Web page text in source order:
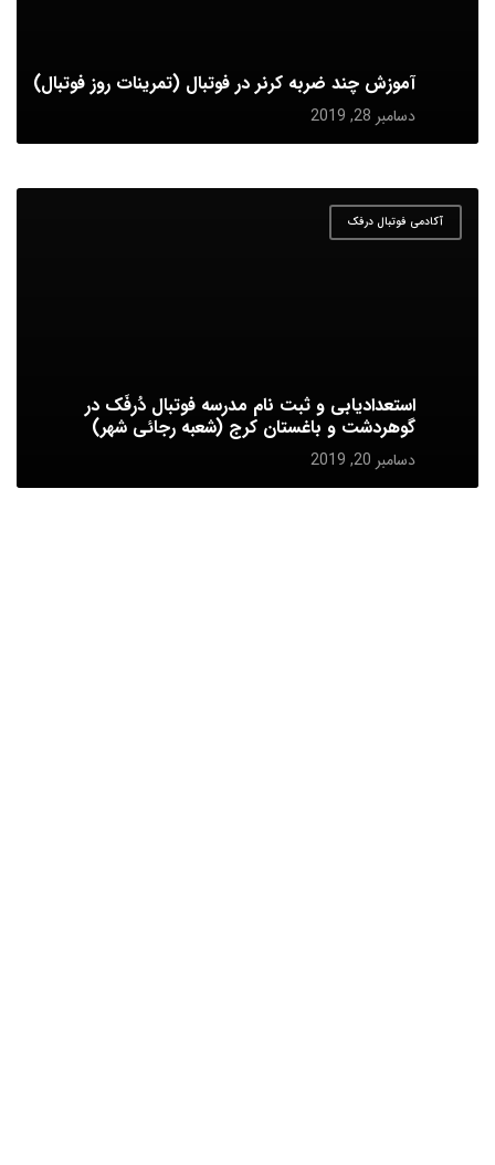
آموزش چند ضربه کرنر در فوتبال (تمرینات روز فوتبال)
دسامبر 28, 2019
آکادمی فوتبال درفک
استعدادیابی و ثبت نام مدرسه فوتبال دُرفَک در
گوهردشت و باغستان کرج (شعبه رجائی شهر)
دسامبر 20, 2019